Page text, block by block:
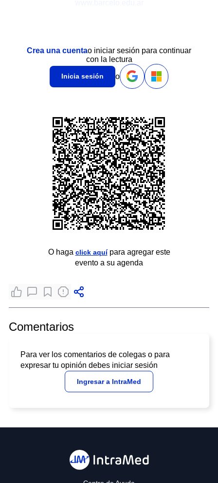
Crea una cuentao iniciar sesión para continuar
con la lectura
Inicia sesión o
O haga click aquípara agregar este
evento a su agenda
Comentarios
Para ver los comentarios de colegas o para
expresar tu opinión debes iniciar sesión
Ingresar a IntraMed